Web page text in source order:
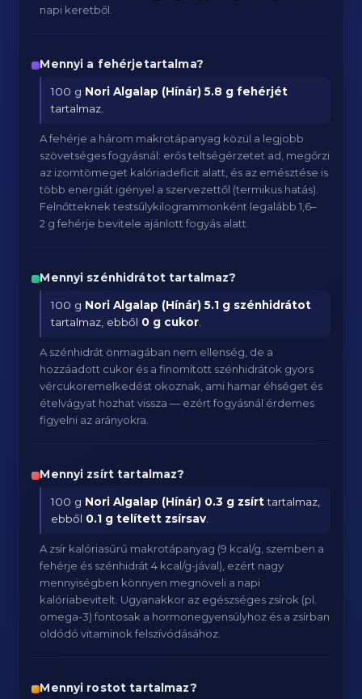
napi keretből.
Mennyi a fehérjetartalma?
100 g Nori Algalap (Hínár) 5.8 g fehérjét
tartalmaz.
A fehérje a három makrotápanyag közül a legjobb
szövetséges fogyásnál: erős teltségérzetet ad, megőrzi
az izomtömeget kalóriadeficit alatt, és az emésztése is
több energiát igényel a szervezettől (termikus hatás).
Felnőtteknek testsúlykilogrammonként legalább 1,6–
2 g fehérje bevitele ajánlott fogyás alatt.
Mennyi szénhidrátot tartalmaz?
100 g Nori Algalap (Hínár) 5.1 g szénhidrátot
tartalmaz, ebből 0 g cukor
A szénhidrát önmagában nem ellenség, de a
hozzáadott cukor és a finomított szénhidrátok gyors
vércukoremelkedést okoznak, ami hamar éhséget és
ételvágyat hozhat vissza — ezért fogyásnál érdemes
figyelni az arányokra.
Mennyi zsírt tartalmaz?
100 g Nori Algalap (Hínár) 0.3 g zsírttartalmaz,
ebből 0.1 g telített zsírsav
A zsír kalóriasűrű makrotápanyag (9 kcal/g, szemben a
fehérje és szénhidrát 4 kcal/g-jával), ezért nagy
mennyiségben könnyen megnöveli a napi
kalóriabevitelt. Ugyanakkor az egészséges zsírok (pl.
omega-3) fontosak a hormonegyensúlyhoz és a zsírban
oldódó vitaminok felszívódásához.
Mennyi rostot tartalmaz?